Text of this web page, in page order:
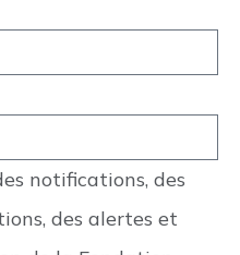
notifications, des
des alertes et